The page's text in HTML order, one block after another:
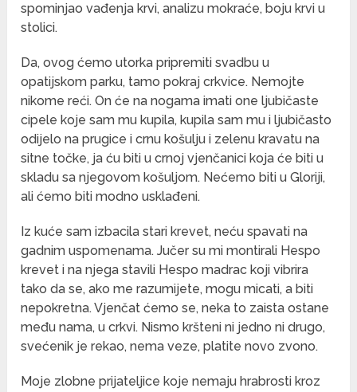
spominjao vađenja krvi, analizu mokraće, boju krvi u
stolici.
Da, ovog ćemo utorka pripremiti svadbu u
opatijskom parku, tamo pokraj crkvice. Nemojte
nikome reći. On će na nogama imati one ljubičaste
cipele koje sam mu kupila, kupila sam mu i ljubičasto
odijelo na prugice i crnu košulju i zelenu kravatu na
sitne točke, ja ću biti u crnoj vjenčanici koja će biti u
skladu sa njegovom košuljom. Nećemo biti u Gloriji,
ali ćemo biti modno usklađeni.
Iz kuće sam izbacila stari krevet, neću spavati na
gadnim uspomenama. Jučer su mi montirali Hespo
krevet i na njega stavili Hespo madrac koji vibrira
tako da se, ako me razumijete, mogu micati, a biti
nepokretna. Vjenčat ćemo se, neka to zaista ostane
među nama, u crkvi. Nismo kršteni ni jedno ni drugo,
svećenik je rekao, nema veze, platite novo zvono.
Moje zlobne prijateljice koje nemaju hrabrosti kroz